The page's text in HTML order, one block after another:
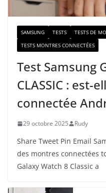
SAMSUNG TESTS
TESTS DE
TESTS MONTRES CONNECTÉES
Test Samsung
CLASSIC : est-
connectée
29 octobre 2025 Rudy
Share Tweet Pin Email
des montres connectées
Galaxy Watch 8 Classic a